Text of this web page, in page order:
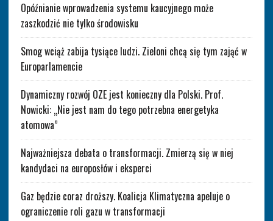
Opóźnianie wprowadzenia systemu kaucyjnego może
zaszkodzić nie tylko środowisku
Smog wciąż zabija tysiące ludzi. Zieloni chcą się tym zająć w
Europarlamencie
Dynamiczny rozwój OZE jest konieczny dla Polski. Prof.
Nowicki: „Nie jest nam do tego potrzebna energetyka
atomowa”
Najważniejsza debata o transformacji. Zmierzą się w niej
kandydaci na europosłów i eksperci
Gaz będzie coraz droższy. Koalicja Klimatyczna apeluje o
ograniczenie roli gazu w transformacji